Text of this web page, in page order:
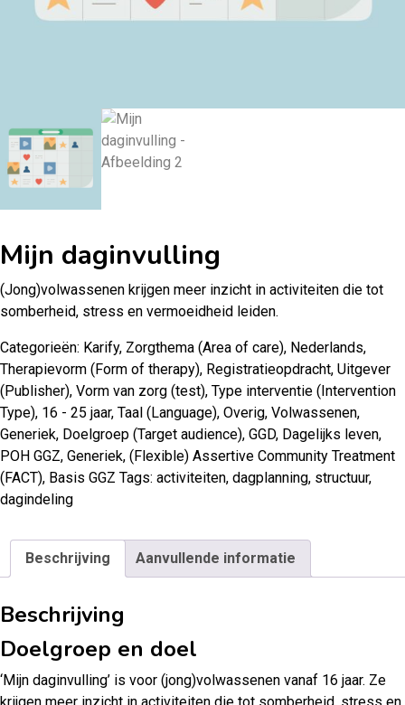
Mijn daginvulling
(Jong)volwassenen krijgen meer inzicht in activiteiten die tot
somberheid, stress en vermoeidheid leiden.
Categorieën: Karify, Zorgthema (Area of care), Nederlands,
Therapievorm (Form of therapy), Registratieopdracht, Uitgever
(Publisher), Vorm van zorg (test), Type interventie (Intervention
Type), 16 - 25 jaar, Taal (Language), Overig, Volwassenen,
Generiek, Doelgroep (Target audience), GGD, Dagelijks leven,
POH GGZ, Generiek, (Flexible) Assertive Community Treatment
(FACT), Basis GGZ Tags: activiteiten, dagplanning, structuur,
dagindeling
Beschrijving Aanvullende informatie
Beschrijving
Doelgroep en doel
‘Mijn daginvulling’ is voor (jong)volwassenen vanaf 16 jaar. Ze